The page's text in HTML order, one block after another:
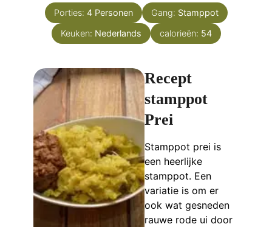
Porties: 4 Personen Gang: Stamppot
Keuken: Nederlands calorieën: 54
Recept
stamppot
Prei
Stamppot prei is
een heerlijke
stamppot. Een
variatie is om er
ook wat gesneden
rauwe rode ui door